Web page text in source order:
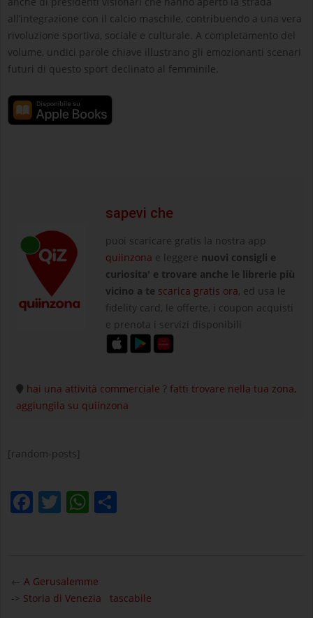
all’integrazione con il calcio maschile, contribuendo a una vera
rivoluzione sportiva, sociale e culturale. A completamento del
volume, undici parole chiave illustrano gli emozionanti scenari
futuri di questo sport declinato al femminile.
sapevi che
puoi scaricare gratis la nostra app
quiinzona e leggere nuovi consigli e
curiosita' e trovare anche le librerie più
vicino a te scarica gratis ora, ed usa le
fidelity card, le offerte, i coupon acquisti
e prenota i servizi disponibili
hai una attività commerciale ? fatti trovare nella tua zona,
aggiungila su quiinzona
[random-posts]
Facebook
TwitterWhatsApp
10-
10
← A Gerusalemme
-> Storia di Venezia tascabile